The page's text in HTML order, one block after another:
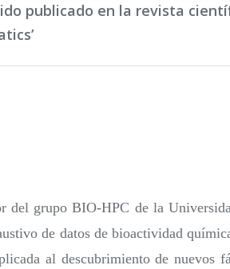
publicado en la revista
del grupo BIO-HPC de la
de datos de bioactividad
al descubrimiento de nuevos